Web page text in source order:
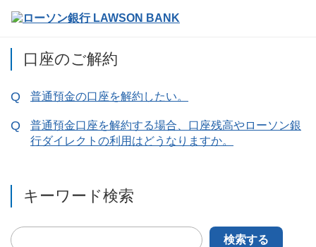
口座のご解約
普通預金の口座を解約したい。
普通預金口座を解約する場合、口座残高やローソン銀
行ダイレクトの利用はどうなりますか。
キーワード検索
検索する